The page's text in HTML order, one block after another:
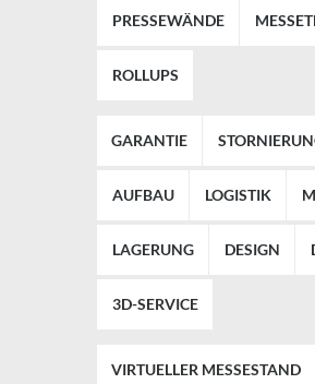
PRESSEWÄNDE
ROLLUPS
GARANTIE
AUFBAU LOGISTIK
LAGERUNG DESIGN
3D-SERVICE
VIRTUELLER MESSESTAND